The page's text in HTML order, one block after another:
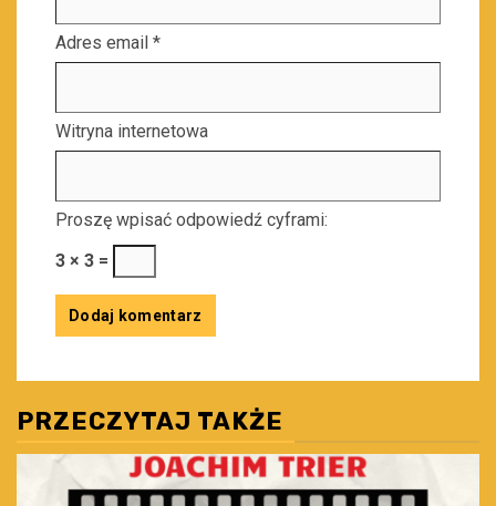
Adres email *
Witryna internetowa
Proszę wpisać odpowiedź cyframi:
3 × 3 =
PRZECZYTAJ TAKŻE